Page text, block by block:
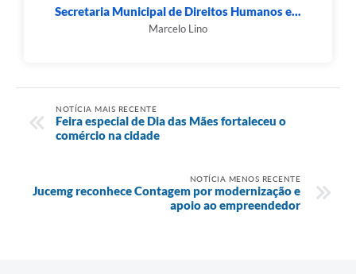
Secretaria Municipal de Direitos Humanos e...
Marcelo Lino
NOTÍCIA MAIS RECENTE
Feira especial de Dia das Mães fortaleceu o
comércio na cidade
NOTÍCIA MENOS RECENTE
Jucemg reconhece Contagem por modernização e
apoio ao empreendedor